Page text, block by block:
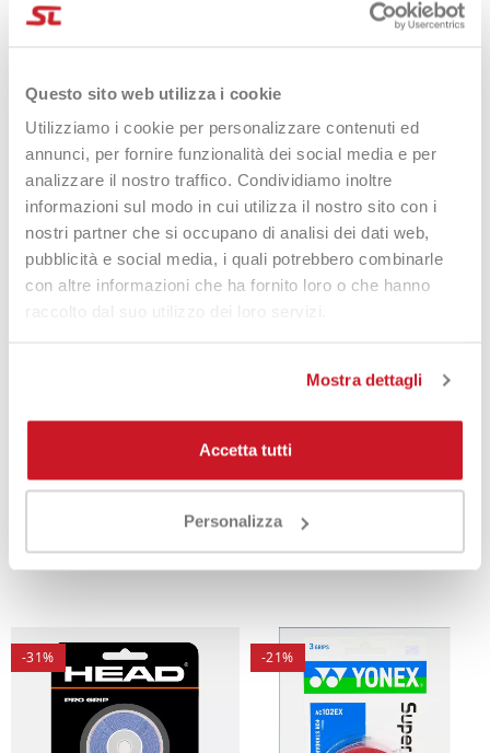
Questo sito web utilizza i cookie
Utilizziamo i cookie per personalizzare contenuti ed
annunci, per fornire funzionalità dei social media e per
analizzare il nostro traffico. Condividiamo inoltre
informazioni sul modo in cui utilizza il nostro sito con i
nostri partner che si occupano di analisi dei dati web,
pubblicità e social media, i quali potrebbero combinarle
con altre informazioni che ha fornito loro o che hanno
raccolto dal suo utilizzo dei loro servizi.
Mostra dettagli
Accetta tutti
Personalizza
Head Extreme Soft Overgrip
X12 White
25,00 €
16,90 €
X12 Black
25,00 €
16,90 €
-29%
Grip Bullpadel HESACORE
17,95 €
-10%
Noene Grip Antivibrazioni
-31% -21%